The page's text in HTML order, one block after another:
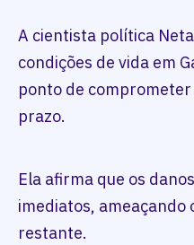
A cientista política
condições de vida em
ponto de
prazo.
Ela afirma que os
imediatos, ameaçando
restante.